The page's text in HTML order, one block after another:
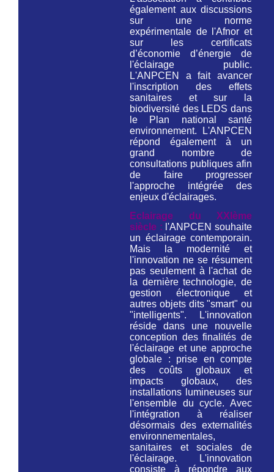
également aux discussions
sur une norme
expérimentale de l'Afnor et
sur les certificats
d’économie d’énergie de
l'éclairage public.
L'ANPCEN a fait avancer
l'inscription des effets
sanitaires et sur la
biodiversité des LEDS dans
le Plan national santé
environnement. L'ANPCEN
répond également à un
grand nombre de
consultations publiques afin
de faire progresser
l'approche intégrée des
enjeux d'éclairages.
Eclairage du XXIème
siècle : l'ANPCEN souhaite
un éclairage contemporain.
Mais la modernité et
l'innovation ne se résument
pas seulement à l'achat de
la dernière technologie, de
gestion électronique et
autres objets dits "smart" ou
"intelligents". L'innovation
réside dans une nouvelle
conception des finalités de
l'éclairage et une approche
globale : prise en compte
des coûts globaux et
impacts globaux, des
installations lumineuses sur
l'ensemble du cycle. Avec
l'intégration à réaliser
désormais des externalités
environnementales,
sanitaires et sociales de
l'éclairage. L'innovation
consiste à répondre aux